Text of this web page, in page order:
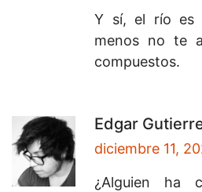
Y sí, el río es
menos no te
compuestos.
Edgar
diciembre 11,
¿Alguien ha